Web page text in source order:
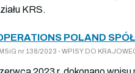
KRS.
POLAND
nr 138/2023 - WPISY DO